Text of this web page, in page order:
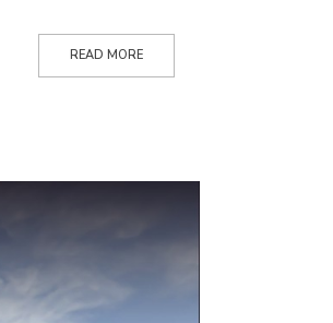
READ MORE